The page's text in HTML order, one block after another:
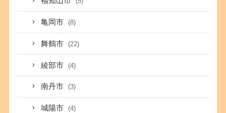
亀岡市 (8)
舞鶴市 (22)
綾部市 (4)
南丹市 (3)
城陽市 (4)